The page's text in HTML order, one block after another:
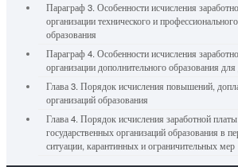
Параграф 3. Особенности исчисления
организации технического и
образования
Параграф 4. Особенности исчисления
организации дополнительного образования для
Глава 3. Порядок исчисления повышений,
организаций образования
Глава 4. Порядок исчисления заработной
государственных организаций образования в
ситуации, карантинных и ограничительных мер